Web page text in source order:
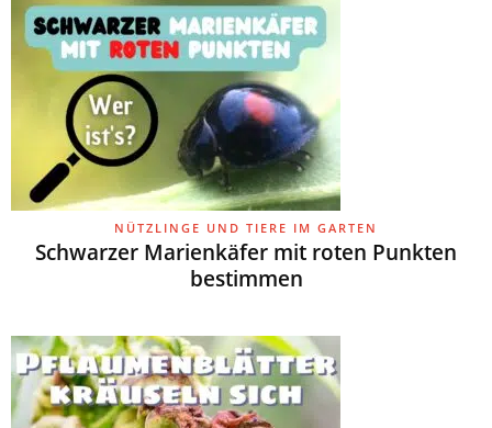
NÜTZLINGE UND TIERE IM GARTEN
Schwarzer Marienkäfer mit roten Punkten
bestimmen